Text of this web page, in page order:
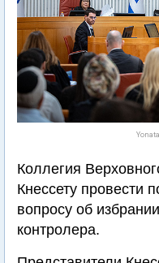
Коллегия
Кнессету провести
вопросу об
контролера.